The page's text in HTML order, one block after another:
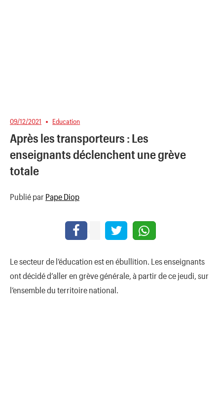
09/12/2021 Education
Après les transporteurs : Les
enseignants déclenchent une grève
totale
Publié par Pape Diop
Le secteur de l’éducation est en ébullition. Les enseignants
ont décidé d’aller en grève générale, à partir de ce jeudi, sur
l’ensemble du territoire national.